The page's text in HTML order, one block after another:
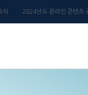
식 2024년도 온라인 콘텐츠